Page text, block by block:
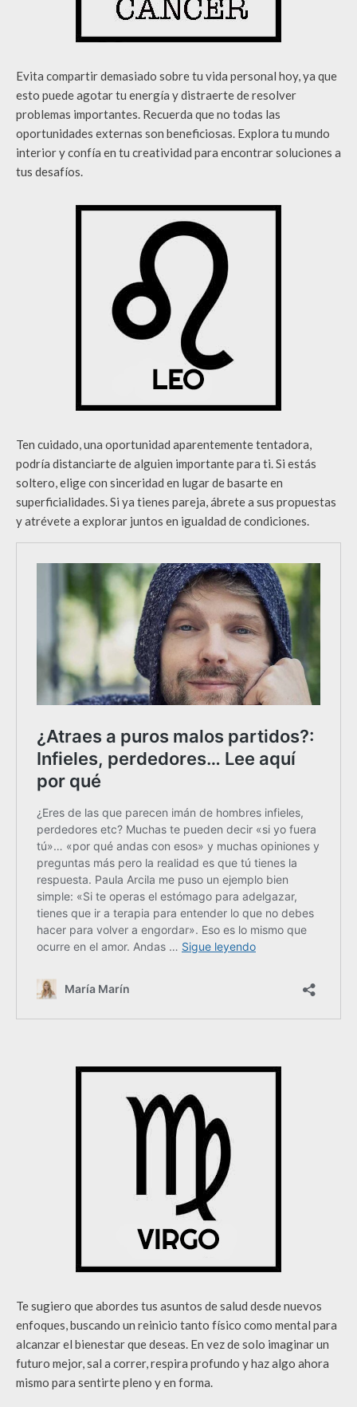
Evita compartir demasiado sobre tu vida personal hoy, ya que
esto puede agotar tu energía y distraerte de resolver
problemas importantes. Recuerda que no todas las
oportunidades externas son beneficiosas. Explora tu mundo
interior y confía en tu creatividad para encontrar soluciones a
tus desafíos.
Ten cuidado, una oportunidad aparentemente tentadora,
podría distanciarte de alguien importante para ti. Si estás
soltero, elige con sinceridad en lugar de basarte en
superficialidades. Si ya tienes pareja, ábrete a sus propuestas
y atrévete a explorar juntos en igualdad de condiciones.
Te sugiero que abordes tus asuntos de salud desde nuevos
enfoques, buscando un reinicio tanto físico como mental para
alcanzar el bienestar que deseas. En vez de solo imaginar un
futuro mejor, sal a correr, respira profundo y haz algo ahora
mismo para sentirte pleno y en forma.